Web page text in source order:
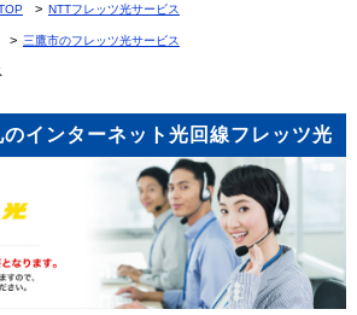
NTTフレッツ光サービス
三鷹市のフレッツ光サービス
のインターネット光回線フレッツ光